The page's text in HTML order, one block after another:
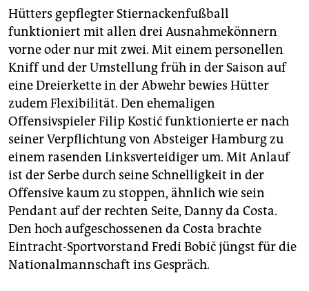
Hütters gepflegter Stiernackenfußball
funktioniert mit allen drei Ausnahmekönnern
vorne oder nur mit zwei. Mit einem personellen
Kniff und der Umstellung früh in der Saison auf
eine Dreierkette in der Abwehr bewies Hütter
zudem Flexibilität. Den ehemaligen
Offensivspieler Filip Kostić funktionierte er nach
seiner Verpflichtung von Absteiger Hamburg zu
einem rasenden Linksverteidiger um. Mit Anlauf
ist der Serbe durch seine Schnelligkeit in der
Offensive kaum zu stoppen, ähnlich wie sein
Pendant auf der rechten Seite, Danny da Costa.
Den hoch aufgeschossenen da Costa brachte
Eintracht-Sportvorstand Fredi Bobič jüngst für die
Nationalmannschaft ins Gespräch.